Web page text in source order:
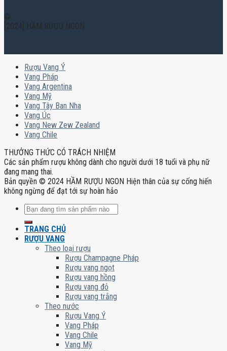
©
[2024] HẦM RƯỢU NGON
Rượu Vang Ý
Vang Pháp
Vang Argentina
Vang Mỹ
Vang Tây Ban Nha
Vang Úc
Vang New Zew Zealand
Vang Chile
THƯỞNG THỨC CÓ TRÁCH NHIỆM
Các sản phẩm rượu không dành cho người dưới 18 tuổi và phụ nữ
đang mang thai.
Bản quyền © 2024 HẦM RƯỢU NGON Hiện thân của sự cống hiến
không ngừng để đạt tới sự hoàn hảo
Tìm
kiếm:
TRANG CHỦ
RƯỢU VANG
Theo loại rượu
Rượu Champagne Pháp
Rượu vang ngọt
Rượu vang hồng
Rượu vang đỏ
Rượu vang trắng
Theo nước
Rượu Vang Ý
Vang Pháp
Vang Chile
Vang Mỹ